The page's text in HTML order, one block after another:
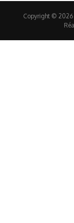
Copyright © 2026